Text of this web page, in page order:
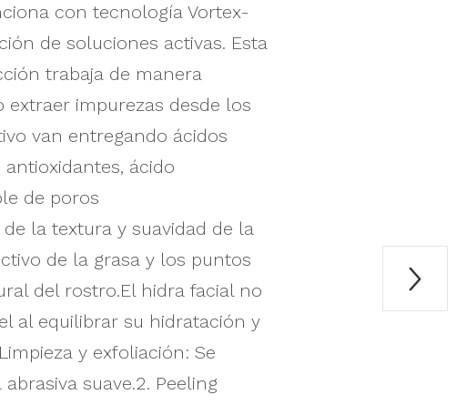
con tecnología Vortex-
de soluciones activas. Esta
trabaja de manera
impurezas desde los
van entregando ácidos
ácido
de poros
la textura y suavidad de la
de la grasa y los puntos
del rostro.El hidra facial no
al equilibrar su hidratación y
y exfoliación: Se
suave.2. Peeling
